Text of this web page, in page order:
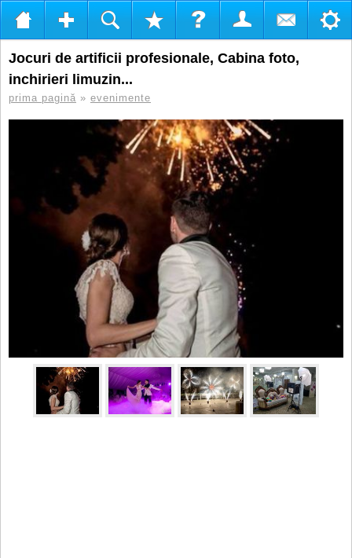
Jocuri de artificii profesionale, Cabina foto,
inchirieri limuzin...
prima pagină » evenimente